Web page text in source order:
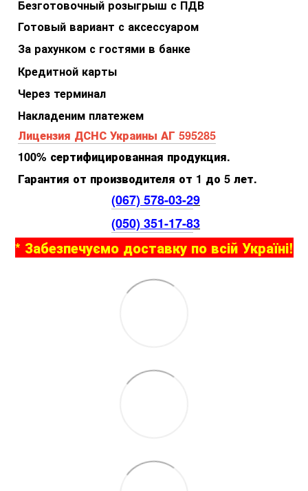
Безготовочный розыгрыш с ПДВ
Готовый вариант с аксессуаром
За рахунком с гостями в банке
Кредитной карты
Через терминал
Накладеним платежем
Лицензия ДСНС Украины АГ 595285
100% сертифицированная продукция.
Гарантия от производителя от 1 до 5 лет.
(067) 578-03-29
(050) 351-17-83
* Забезпечуємо доставку по всій Україні!